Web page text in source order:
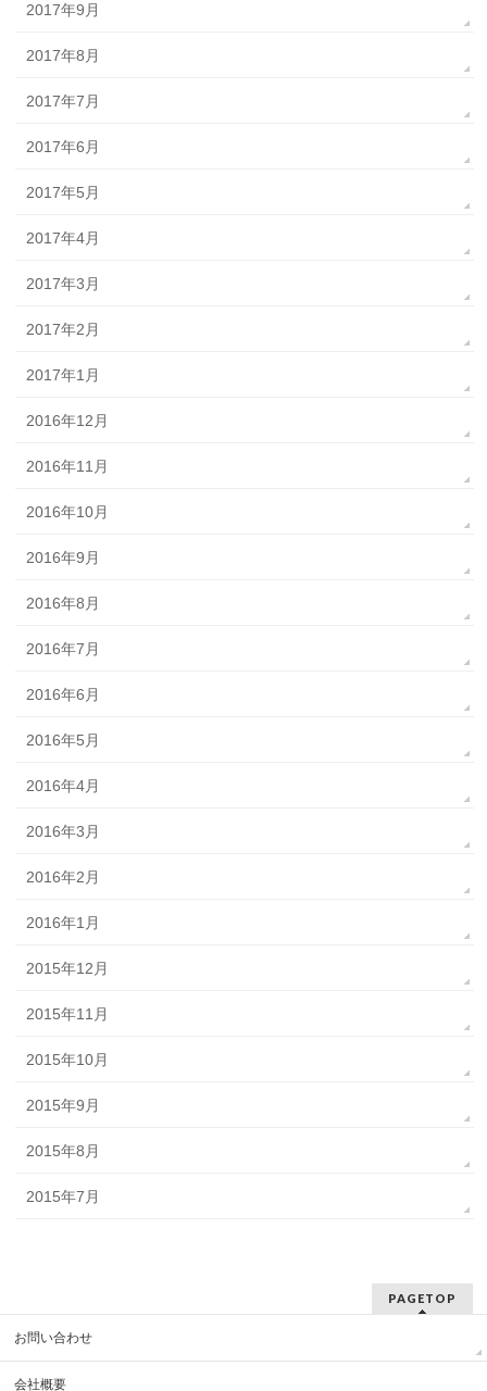
2017年9月
2017年8月
2017年7月
2017年6月
2017年5月
2017年4月
2017年3月
2017年2月
2017年1月
2016年12月
2016年11月
2016年10月
2016年9月
2016年8月
2016年7月
2016年6月
2016年5月
2016年4月
2016年3月
2016年2月
2016年1月
2015年12月
2015年11月
2015年10月
2015年9月
2015年8月
2015年7月
PAGETOP
お問い合わせ
会社概要